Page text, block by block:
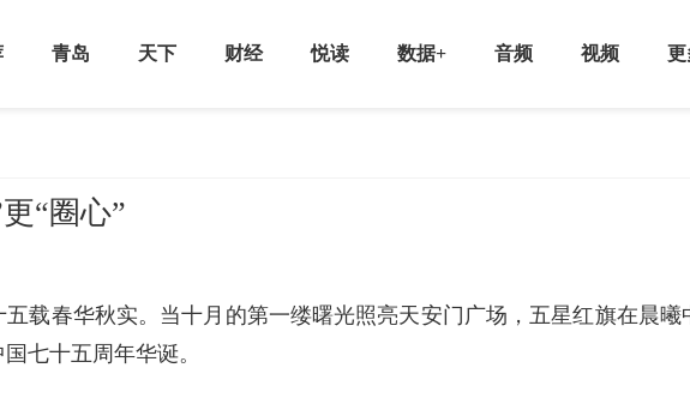
青岛 天下 财经 悦读 数据+ 音频 视频 更
“圈心”
载春华秋实。当十月的第一缕曙光照亮天安门广场，五星红旗在晨曦
七十五周年华诞。